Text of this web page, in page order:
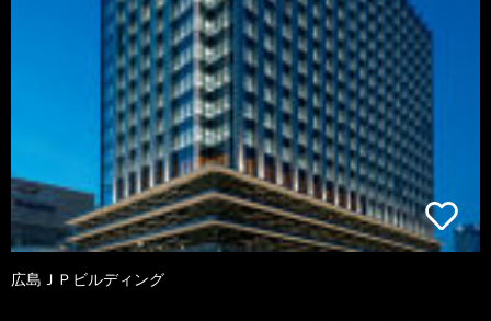
広島ＪＰビルディング